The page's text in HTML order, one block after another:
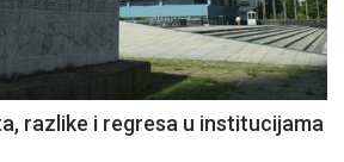
razlike i regresa u institucijama